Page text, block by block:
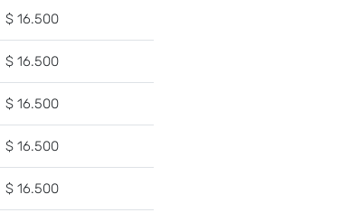
$ 16.500
$ 16.500
$ 16.500
$ 16.500
$ 16.500